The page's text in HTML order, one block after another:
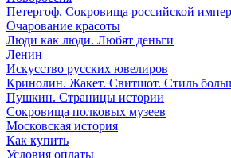
Петергоф. Сокровища российской
Очарование красоты
Люди как люди. Любят деньги
Ленин
Искусство русских ювелиров
Кринолин. Жакет. Свитшот. Стиль
Пушкин. Страницы истории
Сокровища полковых музеев
Московская история
Как купить
Условия оплаты